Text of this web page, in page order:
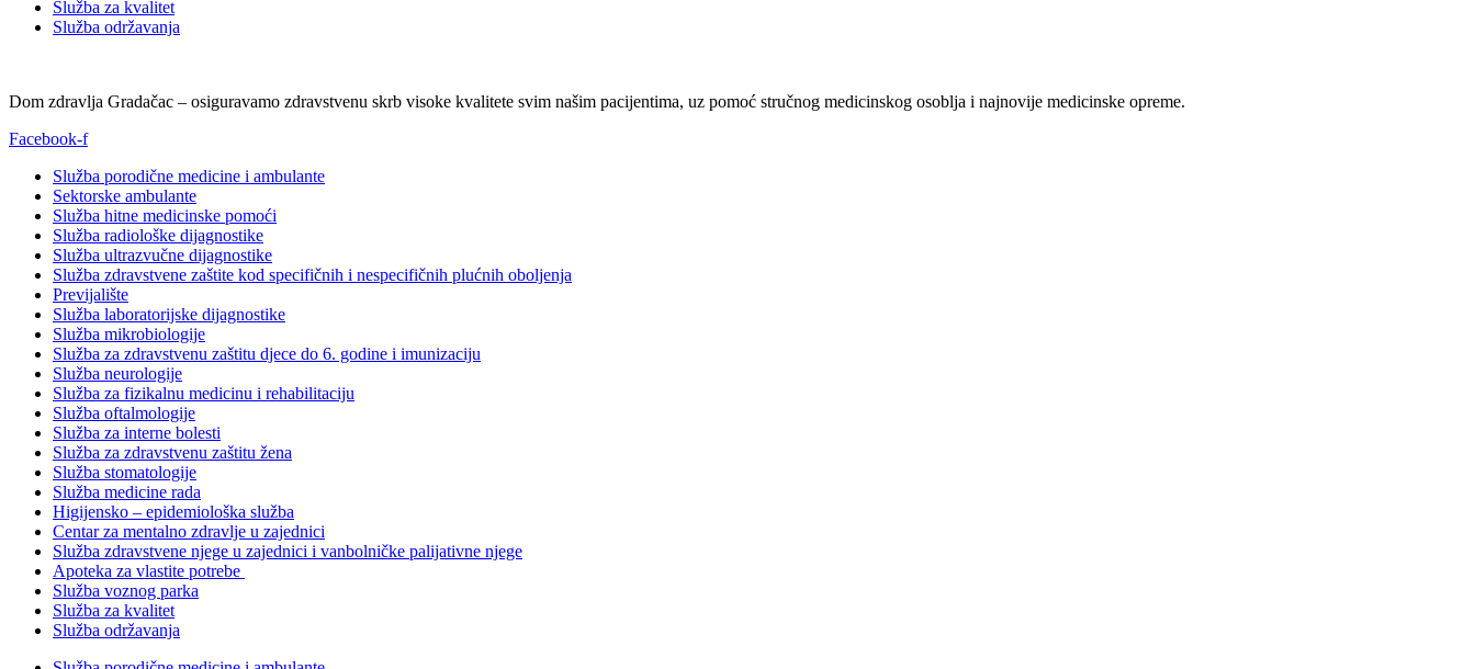
Služba za kvalitet
Služba održavanja
Dom zdravlja Gradačac – osiguravamo zdravstvenu skrb visoke kvalitete svim našim pacijentima, uz pomoć stručnog medicinskog osoblja i najnovije medicinske opreme.
Facebook-f
Služba porodične medicine i ambulante
Sektorske ambulante
Služba hitne medicinske pomoći
Služba radiološke dijagnostike
Služba ultrazvučne dijagnostike
Služba zdravstvene zaštite kod specifičnih i nespecifičnih plućnih oboljenja
Previjalište
Služba laboratorijske dijagnostike
Služba mikrobiologije
Služba za zdravstvenu zaštitu djece do 6. godine i imunizaciju
Služba neurologije
Služba za fizikalnu medicinu i rehabilitaciju
Služba oftalmologije
Služba za interne bolesti
Služba za zdravstvenu zaštitu žena
Služba stomatologije
Služba medicine rada
Higijensko – epidemiološka služba
Centar za mentalno zdravlje u zajednici
Služba zdravstvene njege u zajednici i vanbolničke palijativne njege
Apoteka za vlastite potrebe
Služba voznog parka
Služba za kvalitet
Služba održavanja